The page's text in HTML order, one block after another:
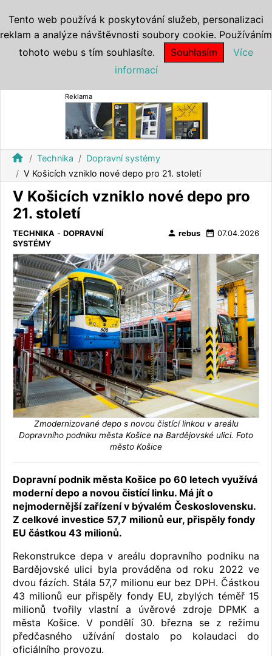
Reklama
home Technika
Dopravní systémy
V Košicích vzniklo nové depo pro 21. století
V Košicích vzniklo nové depo pro
21. století
TECHNIKA - DOPRAVNÍ
SYSTÉMY
person rebus date_range 07.04.2026
Zmodernizované depo s novou čistící linkou v areálu
Dopravního podniku města Košice na Bardějovské ulici. Foto
město Košice
Dopravní podnik města Košice po 60 letech využívá
moderní depo a novou čistící linku. Má jít o
nejmodernější zařízení v bývalém Československu.
Z celkové investice 57,7 milionů eur, přispěly fondy
EU částkou 43 milionů.
Rekonstrukce depa v areálu dopravního podniku na
Bardějovské ulici byla prováděna od roku 2022 ve
dvou fázích. Stála 57,7 milionu eur bez DPH. Částkou
43 milionů eur přispěly fondy EU, zbylých téměř 15
milionů tvořily vlastní a úvěrové zdroje DPMK a
města Košice. V pondělí 30. března se z režimu
předčasného užívání dostalo po kolaudaci do
oficiálního provozu.
Tento web používá k poskytování služeb, personalizaci
reklam a analýze návštěvnosti soubory cookie. Používáním
tohoto webu s tím souhlasíte.
Souhlasím
Více
informací